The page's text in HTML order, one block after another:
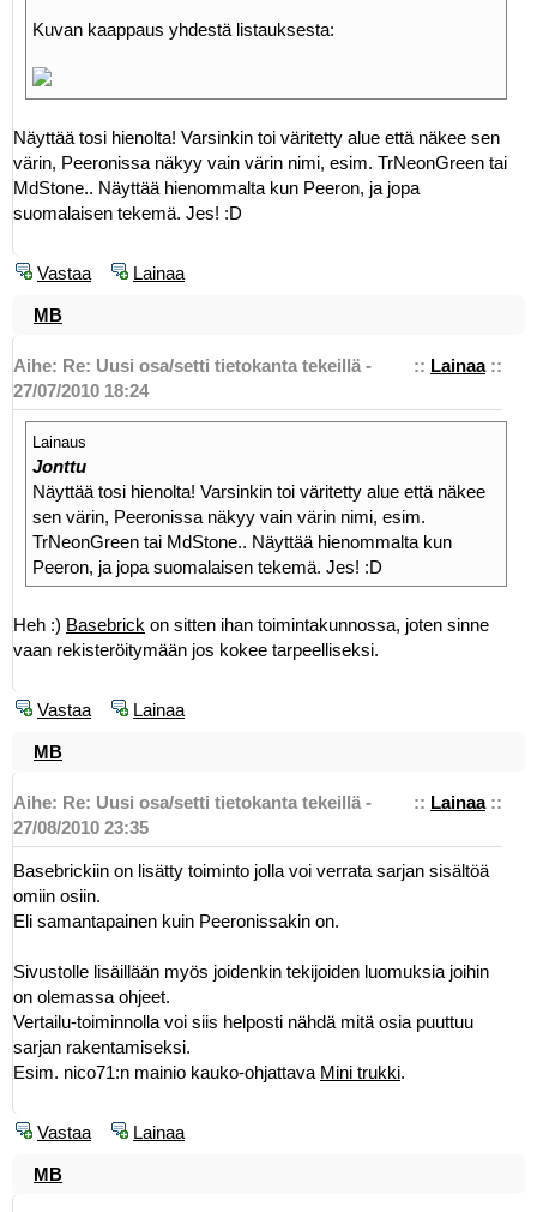
Kuvan kaappaus yhdestä listauksesta:
Näyttää tosi hienolta! Varsinkin toi väritetty alue että näkee sen
värin, Peeronissa näkyy vain värin nimi, esim. TrNeonGreen tai
MdStone.. Näyttää hienommalta kun Peeron, ja jopa
suomalaisen tekemä. Jes! :D
Vastaa Lainaa
MB
:: Lainaa::
Aihe: Re: Uusi osa/setti tietokanta tekeillä -
27/07/2010 18:24
Lainaus
Jonttu
Näyttää tosi hienolta! Varsinkin toi väritetty alue että näkee
sen värin, Peeronissa näkyy vain värin nimi, esim.
TrNeonGreen tai MdStone.. Näyttää hienommalta kun
Peeron, ja jopa suomalaisen tekemä. Jes! :D
Heh :) Basebrick on sitten ihan toimintakunnossa, joten sinne
vaan rekisteröitymään jos kokee tarpeelliseksi.
Vastaa Lainaa
MB
:: Lainaa::
Aihe: Re: Uusi osa/setti tietokanta tekeillä -
27/08/2010 23:35
Basebrickiin on lisätty toiminto jolla voi verrata sarjan sisältöä
omiin osiin.
Eli samantapainen kuin Peeronissakin on.
Sivustolle lisäillään myös joidenkin tekijoiden luomuksia joihin
on olemassa ohjeet.
Vertailu-toiminnolla voi siis helposti nähdä mitä osia puuttuu
sarjan rakentamiseksi.
Esim. nico71:n mainio kauko-ohjattava Mini trukki.
Vastaa Lainaa
MB